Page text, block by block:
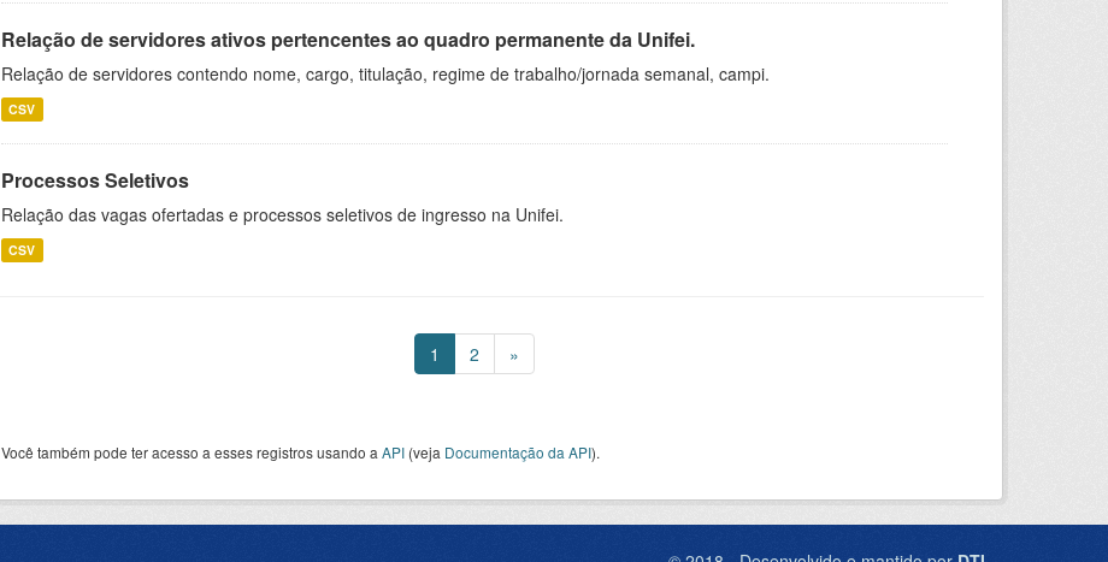
Relação de servidores ativos pertencentes ao quadro permanente da Unifei.
Relação de servidores contendo nome, cargo, titulação, regime de trabalho/jornada semanal, campi.
CSV
Processos Seletivos
Relação das vagas ofertadas e processos seletivos de ingresso na Unifei.
CSV
1 2 »
Você também pode ter acesso a esses registros usando a API (veja Documentação da API).